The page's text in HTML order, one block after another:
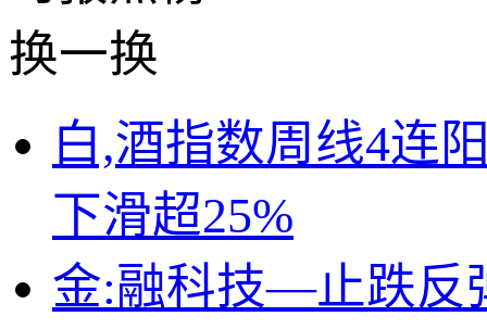
换一换
白,酒指数周线4连
下滑超25%
金:融科技—止跌反